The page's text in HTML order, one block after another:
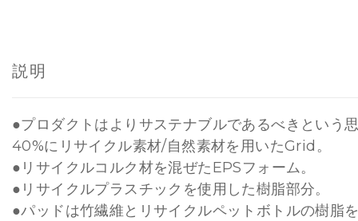
説明
●プロダクトはよりサステナブルであるべきという
40%にリサイクル素材/自然素材を用いたGrid。
●リサイクルコルク材を混ぜたEPSフォーム。
●リサイクルプラスチックを使用した樹脂部分。
●パッドは竹繊維とリサイクルペットボトルの樹脂